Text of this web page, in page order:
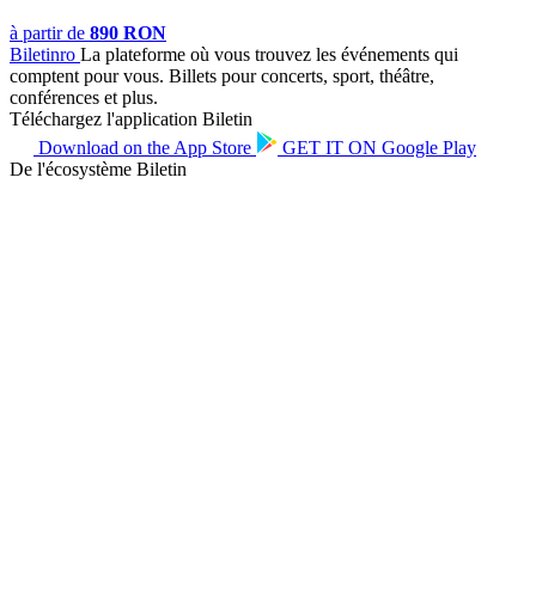
à partir de 890 RON
Biletinro La plateforme où vous trouvez les événements qui
comptent pour vous. Billets pour concerts, sport, théâtre,
conférences et plus.
Téléchargez l'application Biletin
Download on the App Store GET IT ON Google Play
De l'écosystème Biletin